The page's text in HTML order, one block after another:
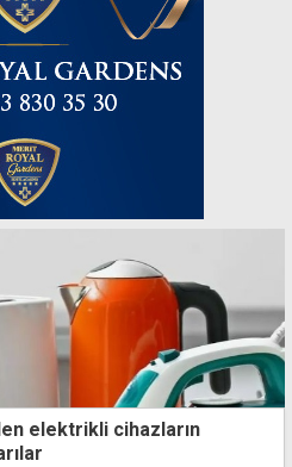
elektrikli cihazların